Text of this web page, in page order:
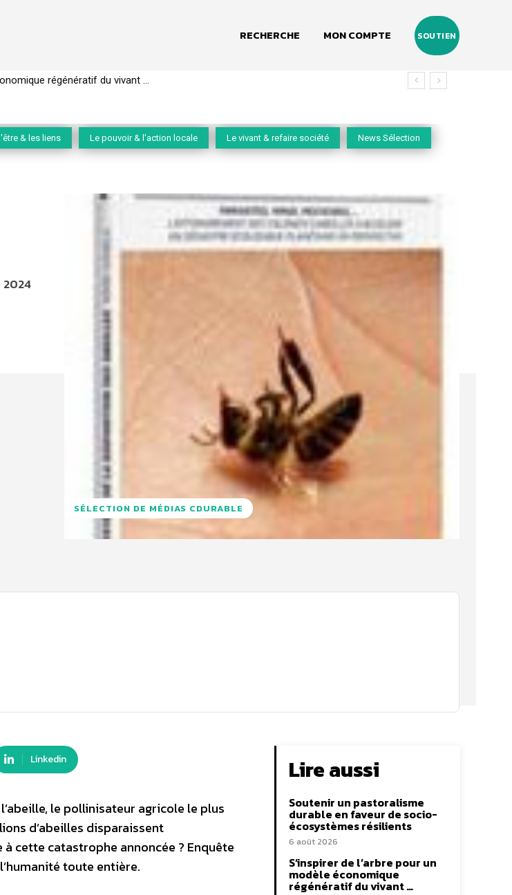
RECHERCHE MON COMPTE SOUTIEN
les entreprises à devenir des alliées du vivant
& les liens Le pouvoir & l'action locale Le vivant & refaire société News Sélection
SÉLECTION DE MÉDIAS CDURABLE
Linkedin
le pollinisateur agricole le plus
d’abeilles disparaissent
cette catastrophe annoncée ? Enquête
toute entière.
Lire aussi
Soutenir un pastoralisme
durable en faveur de socio-
écosystèmes résilients
6 août 2026
S’inspirer de l’arbre pour un
modèle économique
régénératif du vivant …